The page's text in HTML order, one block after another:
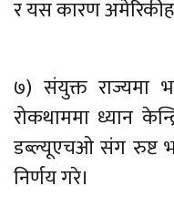
र यस कारण
७) संयुक्त राज्यमा
रोकथाममा ध्यान
डब्ल्यूएचओ संग रुष्ट
निर्णय गरे।